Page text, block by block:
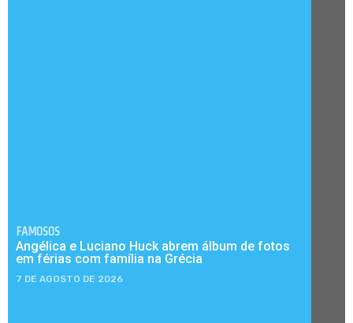
FAMOSOS
Angélica e Luciano Huck abrem álbum de fotos
em férias com família na Grécia
7 DE AGOSTO DE 2026